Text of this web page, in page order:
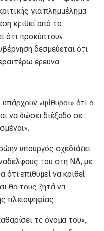
για πλημμέλημα
κριθεί από το
ότι προκύπτουν
δεσμεύεται ότι
έρευνα.
«ψίθυροι» ότι ο
να δώσει διέξοδο σε
υπουργός σχεδιάζει
του στη ΝΔ, με
επιθυμεί να κριθεί
θα τους ζητά να
πλειοψηφίας.
το όνομα του»,